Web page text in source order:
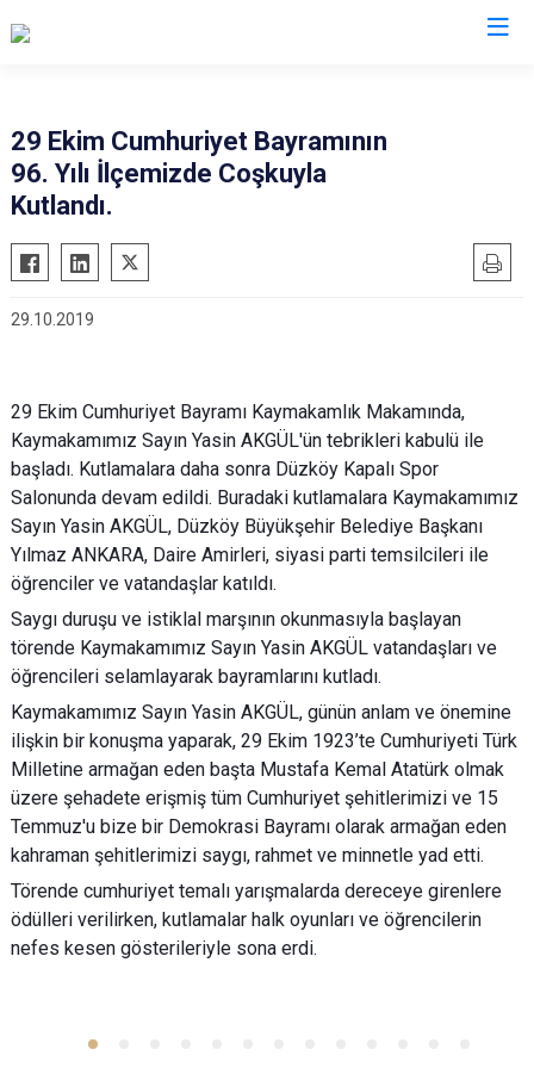
Akçaabat
Arsin
Dernekpazarı
Düzköy
Hayrat
Köprübaşı
Vakfıkebir
Yomra
Ortahisar
29 Ekim Cumhuriyet Bayramının
96. Yılı İlçemizde Coşkuyla
Kutlandı.
29.10.2019
29 Ekim Cumhuriyet Bayramı Kaymakamlık Makamında,
Kaymakamımız Sayın Yasin AKGÜL'ün tebrikleri kabulü ile
başladı. Kutlamalara daha sonra Düzköy Kapalı Spor
Salonunda devam edildi. Buradaki kutlamalara Kaymakamımız
Sayın Yasin AKGÜL, Düzköy Büyükşehir Belediye Başkanı
Yılmaz ANKARA, Daire Amirleri, siyasi parti temsilcileri ile
öğrenciler ve vatandaşlar katıldı.
Saygı duruşu ve istiklal marşının okunmasıyla başlayan
törende Kaymakamımız Sayın Yasin AKGÜL vatandaşları ve
öğrencileri selamlayarak bayramlarını kutladı.
Kaymakamımız Sayın Yasin AKGÜL, günün anlam ve önemine
ilişkin bir konuşma yaparak, 29 Ekim 1923’te Cumhuriyeti Türk
Milletine armağan eden başta Mustafa Kemal Atatürk olmak
üzere şehadete erişmiş tüm Cumhuriyet şehitlerimizi ve 15
Temmuz'u bize bir Demokrasi Bayramı olarak armağan eden
kahraman şehitlerimizi saygı, rahmet ve minnetle yad etti.
Törende cumhuriyet temalı yarışmalarda dereceye girenlere
ödülleri verilirken, kutlamalar halk oyunları ve öğrencilerin
nefes kesen gösterileriyle sona erdi.